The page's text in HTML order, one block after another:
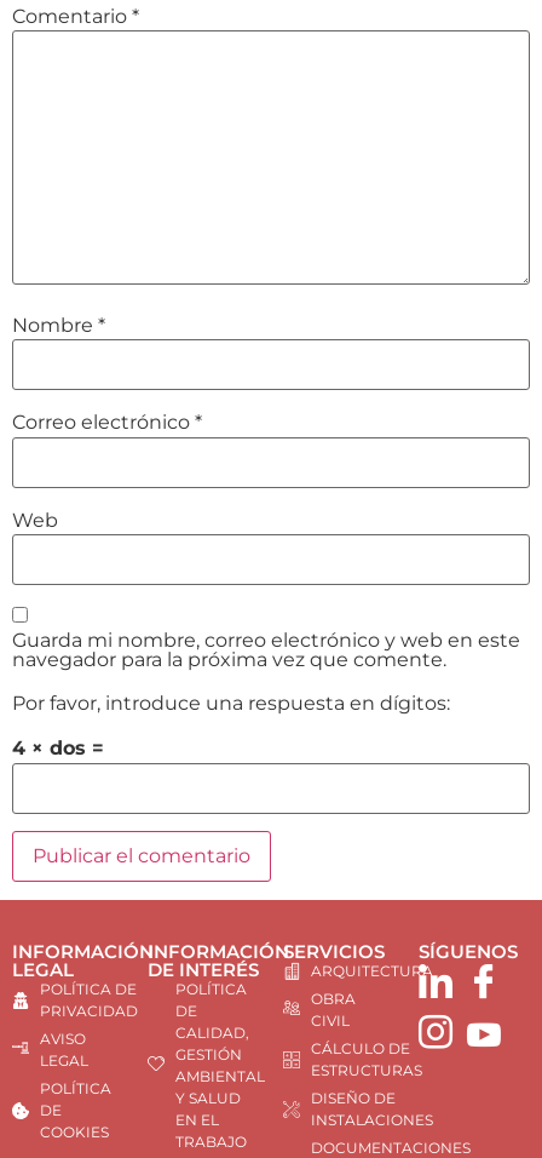
Comentario *
Nombre *
Correo electrónico *
Web
Guarda mi nombre, correo electrónico y web en este
navegador para la próxima vez que comente.
Por favor, introduce una respuesta en dígitos:
4 × dos =
INFORMACIÓN
LEGAL
POLÍTICA DE
PRIVACIDAD
AVISO
LEGAL
POLÍTICA
DE
COOKIES
INFORMACIÓN
DE INTERÉS
POLÍTICA
DE
CALIDAD,
GESTIÓN
AMBIENTAL
Y SALUD
EN EL
TRABAJO
SERVICIOS
ARQUITECTURA
OBRA
CIVIL
CÁLCULO DE
ESTRUCTURAS
DISEÑO DE
INSTALACIONES
DOCUMENTACIONES
SÍGUENOS